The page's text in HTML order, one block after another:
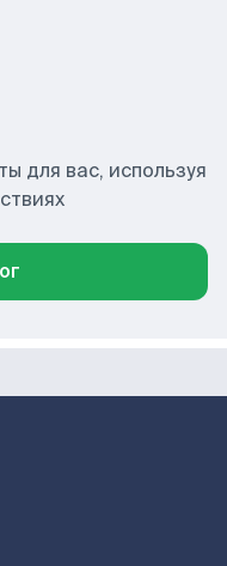
для вас, используя